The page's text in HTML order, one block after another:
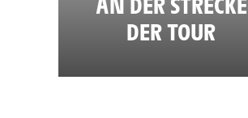
DER TOUR